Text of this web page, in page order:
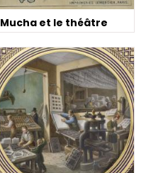
Mucha et le théâtre